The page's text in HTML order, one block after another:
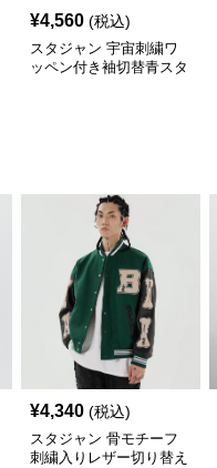
¥4,560 (税込)
スタジャン 宇宙刺繍ワ
ッペン付き袖切替青スタ
¥4,340 (税込)
スタジャン 骨モチーフ
刺繍入りレザー切り替え